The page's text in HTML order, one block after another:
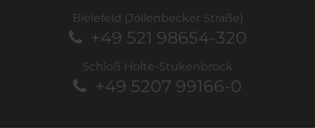
Bielefeld (Jöllenbecker Straße)
+49 521 98654-320
Schloß Holte-Stukenbrock
+49 5207 99166-0